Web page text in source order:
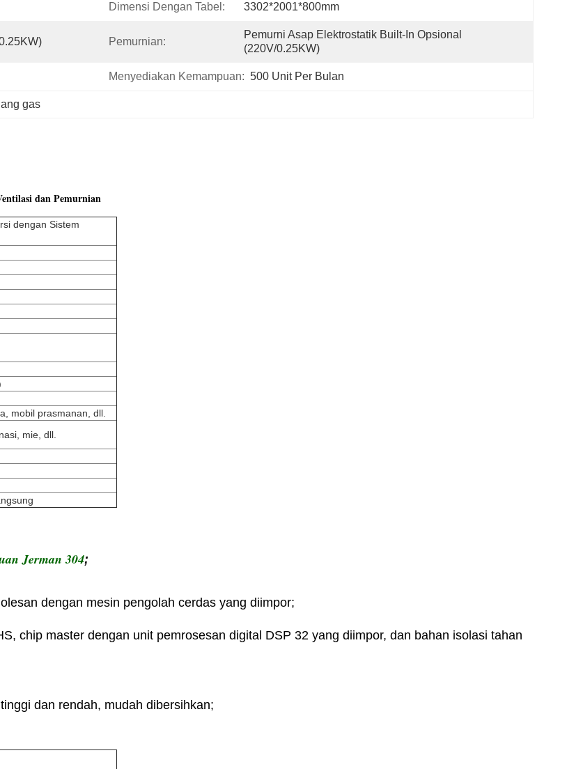
Dimensi Dengan Tabel: 3302*2001*800mm
Pemurnian:
Pemurni Asap Elektrostatik Built-In Opsional
(220V/0.25KW)
Menyediakan Kemampuan: 500 Unit Per Bulan
gas
dan Pemurnian
dengan Sistem
mobil prasmanan, dll.
mie, dll.
Jerman 304;
dengan mesin pengolah cerdas yang diimpor;
chip master dengan unit pemrosesan digital DSP 32 yang diimpor, dan bahan isolasi tahan
dan rendah, mudah dibersihkan;